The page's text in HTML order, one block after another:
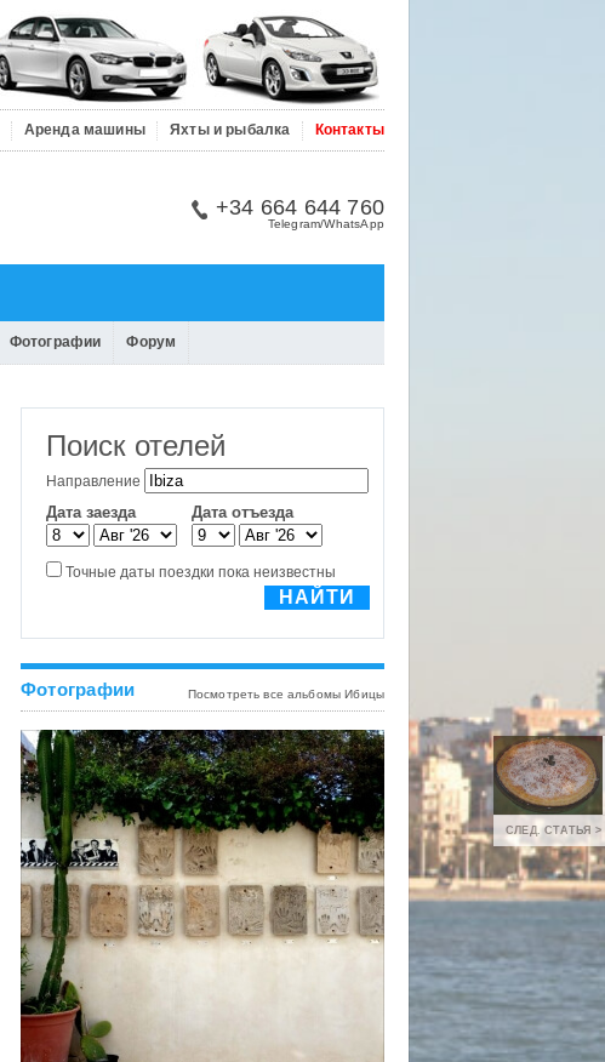
СЛЕД. СТАТЬЯ >
Аренда машины Яхты и рыбалка Контакты
+34 664 644 760
Telegram/WhatsApp
Фотографии Форум
Фотографии Посмотреть все альбомы Ибицы